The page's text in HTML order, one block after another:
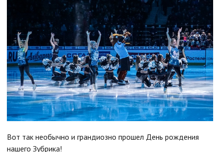
Вот так необычно и грандиозно прошел День рождения
нашего Зубрика!